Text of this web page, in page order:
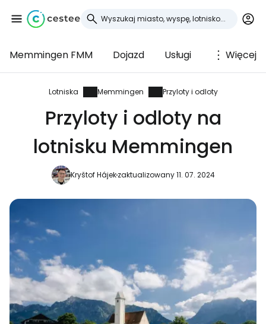
Memmingen FMM Dojazd Usługi Więcej
Lotniska Memmingen Przyloty i odloty
Przyloty i odloty na
lotnisku Memmingen
Kryštof Hájekzaktualizowany 11. 07. 2024
Zaloguj się do
Cestee
... światowej społeczności podróżniczej
Kontynuuj z Facebookiem
Kontynuuj z e-mailem